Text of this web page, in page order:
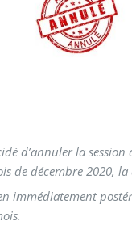
d’annuler la
de décembre 2020,
immédiatement